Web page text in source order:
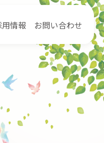
情報 お問い合わせ